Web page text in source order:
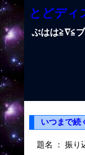
とどディ
ぶはは≧∇≦
いつまで続
題名 ： 振り